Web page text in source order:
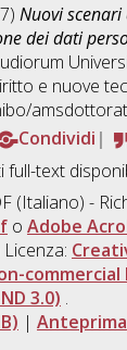
Nuovi
dei dati
e nuove
Condividi
full-text
(Italiano) -
o Adobe
commercial
3.0) .
| Anteprima